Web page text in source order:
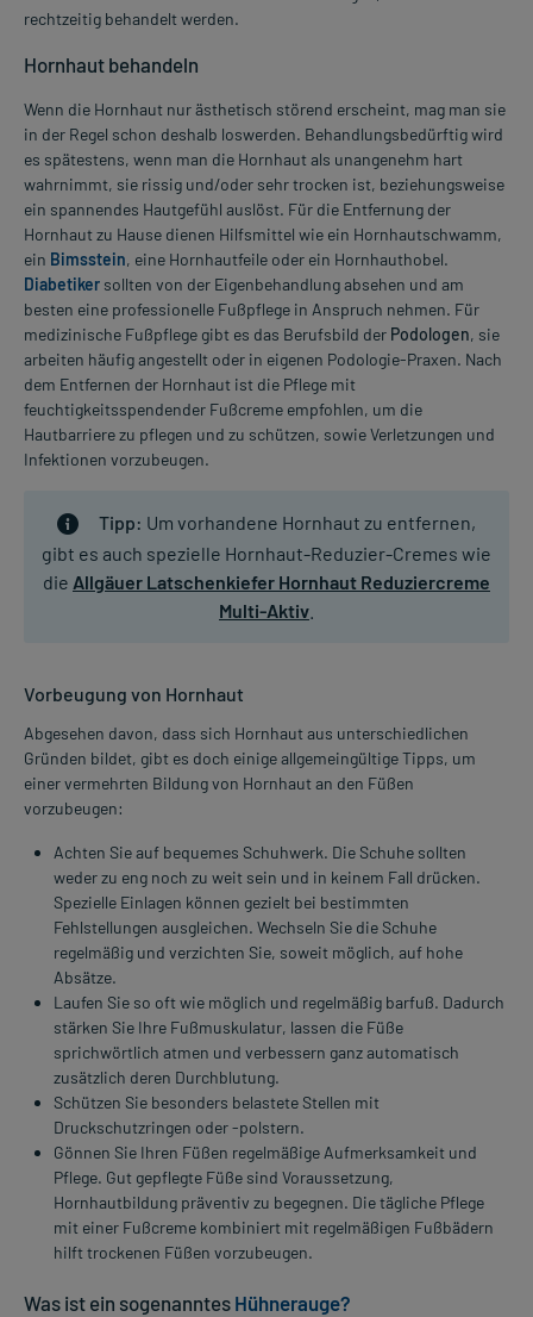
rechtzeitig behandelt werden.
Hornhaut behandeln
Wenn die Hornhaut nur ästhetisch störend erscheint, mag man sie
in der Regel schon deshalb loswerden. Behandlungsbedürftig wird
es spätestens, wenn man die Hornhaut als unangenehm hart
wahrnimmt, sie rissig und/oder sehr trocken ist, beziehungsweise
ein spannendes Hautgefühl auslöst. Für die Entfernung der
Hornhaut zu Hause dienen Hilfsmittel wie ein Hornhautschwamm,
ein Bimsstein, eine Hornhautfeile oder ein Hornhauthobel.
Diabetiker sollten von der Eigenbehandlung absehen und am
besten eine professionelle Fußpflege in Anspruch nehmen. Für
medizinische Fußpflege gibt es das Berufsbild der Podologen, sie
arbeiten häufig angestellt oder in eigenen Podologie-Praxen. Nach
dem Entfernen der Hornhaut ist die Pflege mit
feuchtigkeitsspendender Fußcreme empfohlen, um die
Hautbarriere zu pflegen und zu schützen, sowie Verletzungen und
Infektionen vorzubeugen.
Tipp: Um vorhandene Hornhaut zu entfernen,
gibt es auch spezielle Hornhaut-Reduzier-Cremes wie
die Allgäuer Latschenkiefer Hornhaut Reduziercreme
Multi-Aktiv
Vorbeugung von Hornhaut
Abgesehen davon, dass sich Hornhaut aus unterschiedlichen
Gründen bildet, gibt es doch einige allgemeingültige Tipps, um
einer vermehrten Bildung von Hornhaut an den Füßen
vorzubeugen:
Achten Sie auf bequemes Schuhwerk. Die Schuhe sollten
weder zu eng noch zu weit sein und in keinem Fall drücken.
Spezielle Einlagen können gezielt bei bestimmten
Fehlstellungen ausgleichen. Wechseln Sie die Schuhe
regelmäßig und verzichten Sie, soweit möglich, auf hohe
Absätze.
Laufen Sie so oft wie möglich und regelmäßig barfuß. Dadurch
stärken Sie Ihre Fußmuskulatur, lassen die Füße
sprichwörtlich atmen und verbessern ganz automatisch
zusätzlich deren Durchblutung.
Schützen Sie besonders belastete Stellen mit
Druckschutzringen oder -polstern.
Gönnen Sie Ihren Füßen regelmäßige Aufmerksamkeit und
Pflege. Gut gepflegte Füße sind Voraussetzung,
Hornhautbildung präventiv zu begegnen. Die tägliche Pflege
mit einer Fußcreme kombiniert mit regelmäßigen Fußbädern
hilft trockenen Füßen vorzubeugen.
Was ist ein sogenanntes Hühnerauge?